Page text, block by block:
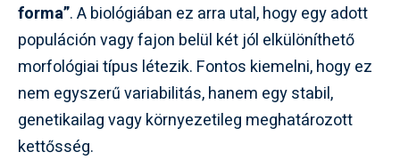
forma”. A biológiában ez arra utal, hogy egy adott
populáción vagy fajon belül két jól elkülöníthető
morfológiai típus létezik. Fontos kiemelni, hogy ez
nem egyszerű variabilitás, hanem egy stabil,
genetikailag vagy környezetileg meghatározott
kettősség.